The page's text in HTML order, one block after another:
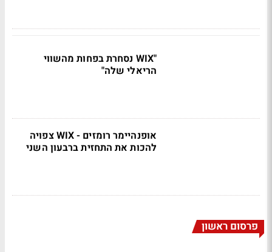
"WIX נסחרת בפחות מהשווי
הריאלי שלה"
אופנהיימר רומזים - WIX צפויה
להכות את התחזית ברבעון השני
פרסום ראשון